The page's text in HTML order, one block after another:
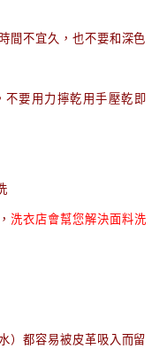
間不宜久，也不要和深色
要用力擰乾用手壓乾即
，洗衣店會幫您解決面料洗
）都容易被皮革吸入而留